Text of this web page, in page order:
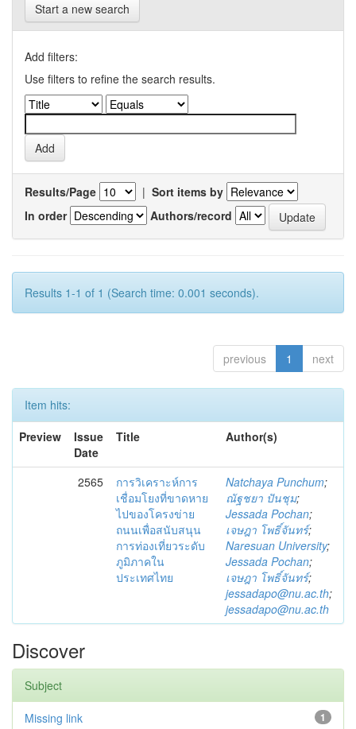
Start a new search
Add filters:
Use filters to refine the search results.
Results/Page | Sort items by
In order
Authors/record
Results 1-1 of 1 (Search time: 0.001 seconds).
previous 1 next
Item hits:
Preview
Issue
Date
Title Author(s)
2565
การวิเคราะห์การ
เชื่อมโยงที่ขาดหาย
ไปของโครงข่าย
ถนนเพื่อสนับสนุน
การท่องเที่ยวระดับ
ภูมิภาคใน
ประเทศไทย
Natchaya Punchum;
ณัฐชยา ปันชุม;
Jessada Pochan;
เจษฎา โพธิ์จันทร์;
Naresuan University;
Jessada Pochan;
เจษฎา โพธิ์จันทร์;
jessadapo@nu.ac.th;
jessadapo@nu.ac.th
Discover
Subject
1
Missing link